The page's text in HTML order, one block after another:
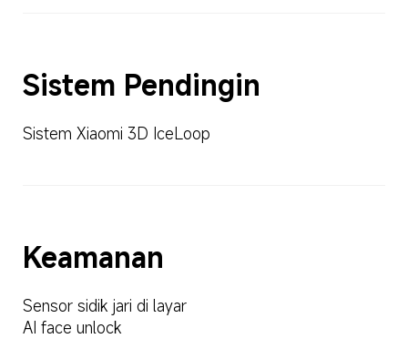
Sistem Pendingin
Sistem Xiaomi 3D IceLoop
Keamanan
Sensor sidik jari di layar
AI face unlock